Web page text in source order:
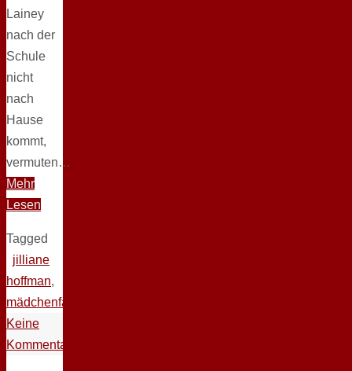
Lainey
nach der
Schule
nicht
nach
Hause
kommt,
vermuten…
Mehr
Lesen
Tagged
jilliane
hoffman,
mädchenfänger
Keine
Kommentare